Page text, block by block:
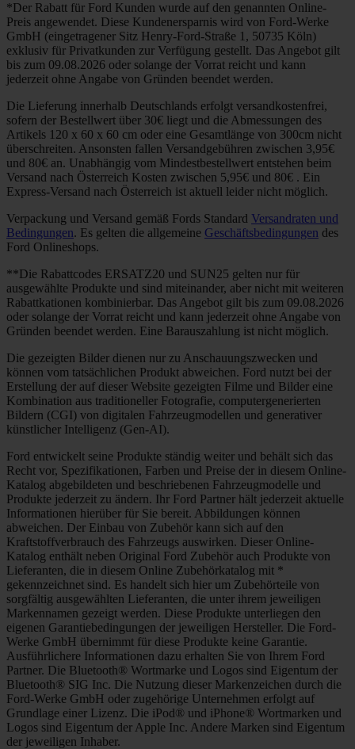
*Der Rabatt für Ford Kunden wurde auf den genannten Online-
Preis angewendet. Diese Kundenersparnis wird von Ford-Werke
GmbH (eingetragener Sitz Henry-Ford-Straße 1, 50735 Köln)
exklusiv für Privatkunden zur Verfügung gestellt. Das Angebot gilt
bis zum 09.08.2026 oder solange der Vorrat reicht und kann
jederzeit ohne Angabe von Gründen beendet werden.
Die Lieferung innerhalb Deutschlands erfolgt versandkostenfrei,
sofern der Bestellwert über 30€ liegt und die Abmessungen des
Artikels 120 x 60 x 60 cm oder eine Gesamtlänge von 300cm nicht
überschreiten. Ansonsten fallen Versandgebühren zwischen 3,95€
und 80€ an. Unabhängig vom Mindestbestellwert entstehen beim
Versand nach Österreich Kosten zwischen 5,95€ und 80€ . Ein
Express-Versand nach Österreich ist aktuell leider nicht möglich.
Verpackung und Versand gemäß Fords Standard Versandraten und
Bedingungen. Es gelten die allgemeine Geschäftsbedingungen des
Ford Onlineshops.
**Die Rabattcodes ERSATZ20 und SUN25 gelten nur für
ausgewählte Produkte und sind miteinander, aber nicht mit weiteren
Rabattkationen kombinierbar. Das Angebot gilt bis zum 09.08.2026
oder solange der Vorrat reicht und kann jederzeit ohne Angabe von
Gründen beendet werden. Eine Barauszahlung ist nicht möglich.
Die gezeigten Bilder dienen nur zu Anschauungszwecken und
können vom tatsächlichen Produkt abweichen. Ford nutzt bei der
Erstellung der auf dieser Website gezeigten Filme und Bilder eine
Kombination aus traditioneller Fotografie, computergenerierten
Bildern (CGI) von digitalen Fahrzeugmodellen und generativer
künstlicher Intelligenz (Gen-AI).
Ford entwickelt seine Produkte ständig weiter und behält sich das
Recht vor, Spezifikationen, Farben und Preise der in diesem Online-
Katalog abgebildeten und beschriebenen Fahrzeugmodelle und
Produkte jederzeit zu ändern. Ihr Ford Partner hält jederzeit aktuelle
Informationen hierüber für Sie bereit. Abbildungen können
abweichen. Der Einbau von Zubehör kann sich auf den
Kraftstoffverbrauch des Fahrzeugs auswirken. Dieser Online-
Katalog enthält neben Original Ford Zubehör auch Produkte von
Lieferanten, die in diesem Online Zubehörkatalog mit *
gekennzeichnet sind. Es handelt sich hier um Zubehörteile von
sorgfältig ausgewählten Lieferanten, die unter ihrem jeweiligen
Markennamen gezeigt werden. Diese Produkte unterliegen den
eigenen Garantiebedingungen der jeweiligen Hersteller. Die Ford-
Werke GmbH übernimmt für diese Produkte keine Garantie.
Ausführlichere Informationen dazu erhalten Sie von Ihrem Ford
Partner. Die Bluetooth® Wortmarke und Logos sind Eigentum der
Bluetooth® SIG Inc. Die Nutzung dieser Markenzeichen durch die
Ford-Werke GmbH oder zugehörige Unternehmen erfolgt auf
Grundlage einer Lizenz. Die iPod® und iPhone® Wortmarken und
Logos sind Eigentum der Apple Inc. Andere Marken sind Eigentum
der jeweiligen Inhaber.